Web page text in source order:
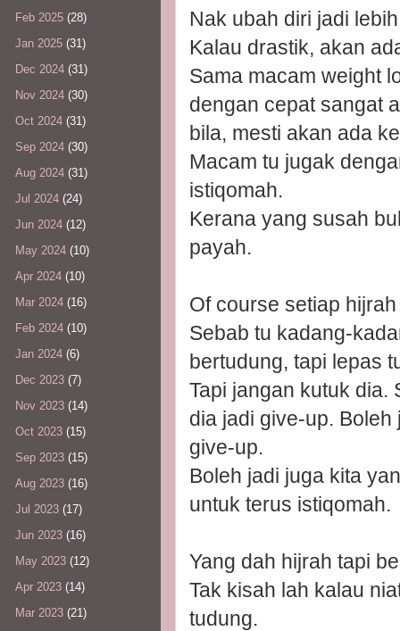
Nak ubah diri jadi
Kalau drastik, akan
Sama macam weight
dengan cepat sangat
bila, mesti akan ada
Macam tu jugak
istiqomah.
Kerana yang susah
payah.
Of course setiap
Sebab tu kadang-
bertudung, tapi lepas
Tapi jangan kutuk dia.
dia jadi give-up.
give-up.
Boleh jadi juga kita
untuk terus istiqomah.
Yang dah hijrah tapi
Tak kisah lah kalau
tudung.
Feb 2025 (28)
Jan 2025 (31)
Dec 2024 (31)
Nov 2024 (30)
Oct 2024 (31)
Sep 2024 (30)
Aug 2024 (31)
Jul 2024 (24)
Jun 2024 (12)
May 2024 (10)
Apr 2024 (10)
Mar 2024 (16)
Feb 2024 (10)
Jan 2024 (6)
Dec 2023 (7)
Nov 2023 (14)
Oct 2023 (15)
Sep 2023 (15)
Aug 2023 (16)
Jul 2023 (17)
Jun 2023 (16)
May 2023 (12)
Apr 2023 (14)
Mar 2023 (21)